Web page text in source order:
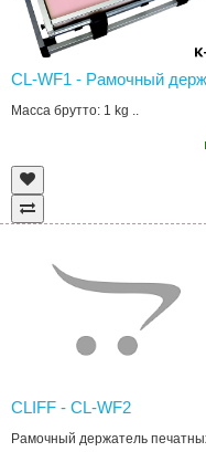
CL-WF1 - Рамочный
Масса брутто: 1 kg ..
CLIFF - CL-WF2
Рамочный держатель